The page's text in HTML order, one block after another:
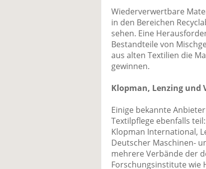
Wiederverwertbare
in den Bereichen
sehen. Eine
Bestandteile von
aus alten Textilien die
gewinnen.
Klopman, Lenzing und
Einige bekannte
Textilpflege ebenfalls
Klopman International,
Deutscher Maschinen-
mehrere Verbände der
Forschungsinstitute wie